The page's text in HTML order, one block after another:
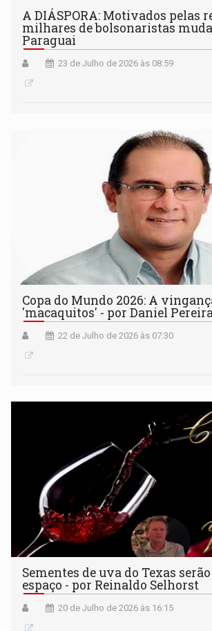
A DIÁSPORA: Motivados pelas
milhares de bolsonaristas
Paraguai
23 de Julho de 2026 às 08:59
Copa do Mundo 2026: A
'macaquitos' - por Daniel
22 de Julho de 2026 às 07:30
Sementes de uva do Texas
espaço - por Reinaldo Selhorst
20 de Julho de 2026 às 16:15